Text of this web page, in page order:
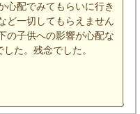
心配でみてもらいに行き
ど一切してもらえません
の子供への影響が心配な
た。残念でした。